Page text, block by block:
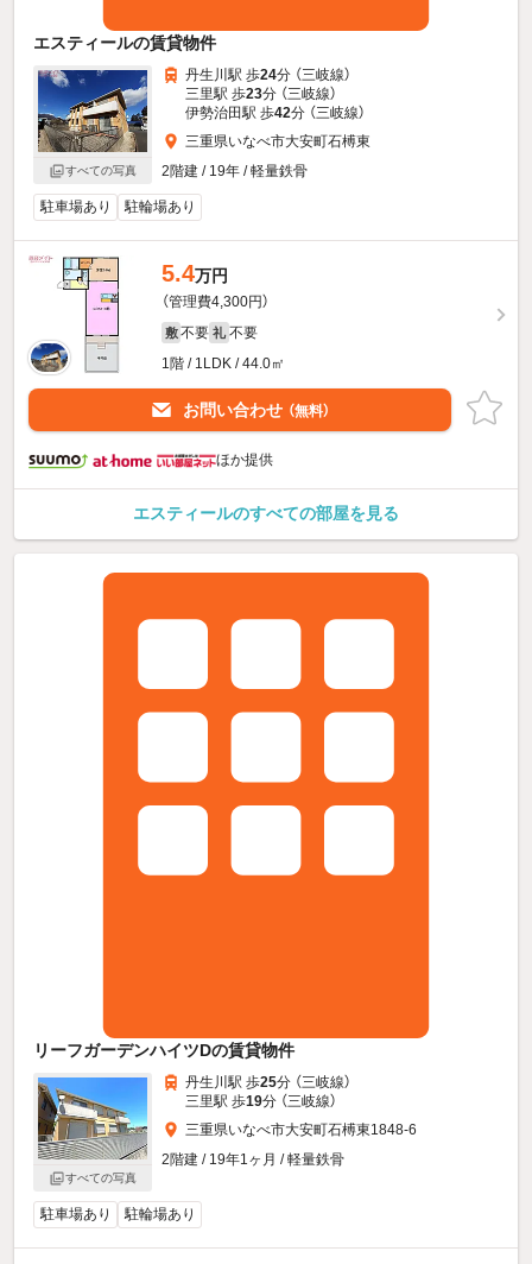
エスティールの賃貸物件
すべての写真
丹生川駅 歩24分 （三岐線）
三里駅 歩23分 （三岐線）
伊勢治田駅 歩42分 （三岐線）
三重県いなべ市大安町石榑東
2階建 / 19年 / 軽量鉄骨
駐車場あり 駐輪場あり
5.4万円
（管理費4,300円）
敷 不要 礼 不要
1階 / 1LDK / 44.0㎡
お問い合わせ （無料）
ほか提供
エスティールのすべての部屋を見る
リーフガーデンハイツDの賃貸物件
すべての写真
丹生川駅 歩25分 （三岐線）
三里駅 歩19分 （三岐線）
三重県いなべ市大安町石榑東1848-6
2階建 / 19年1ヶ月 / 軽量鉄骨
駐車場あり 駐輪場あり